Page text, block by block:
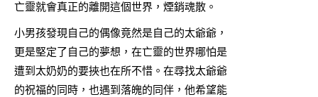
亡靈就會真正的離開這個世界，煙銷魂散。
小男孩發現自己的偶像竟然是自己的太爺爺，
更是堅定了自己的夢想，在亡靈的世界哪怕是
遭到太奶奶的要挾也在所不惜。在尋找太爺爺
的祝福的同時，也遇到落魄的同伴，他希望能